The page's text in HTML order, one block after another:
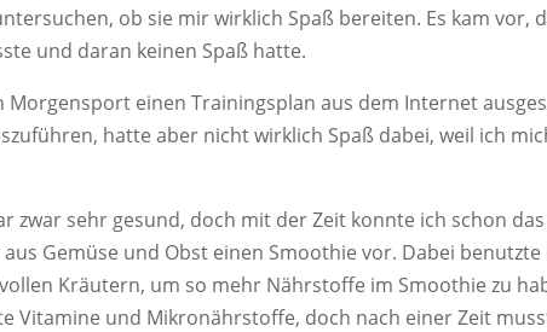
ob sie mir wirklich Spaß bereiten. Es kam vor,
und daran keinen Spaß hatte.
einen Trainingsplan aus dem Internet
hatte aber nicht wirklich Spaß dabei, weil ich
zwar sehr gesund, doch mit der Zeit konnte ich schon
Gemüse und Obst einen Smoothie vor. Dabei
Kräutern, um so mehr Nährstoffe im Smoothie zu
Vitamine und Mikronährstoffe, doch nach einer Zeit